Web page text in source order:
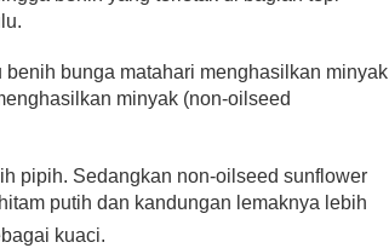
bunga matahari menghasilkan minyak
minyak (non-oilseed
pipih. Sedangkan non-oilseed sunflower
putih dan kandungan lemaknya lebih
kuaci.